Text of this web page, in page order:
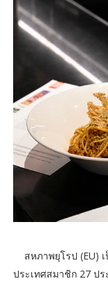
สหภาพยุโรป (EU)
ประเทศสมาชิก 27 ป